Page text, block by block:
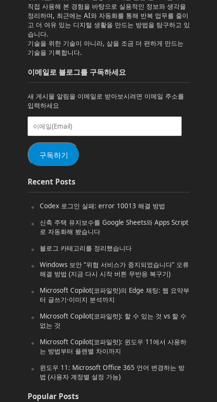
직접 사용해 본 경험을 바탕으로 실용적인 정보와 생각을
정리하며, 최근에는 AI와 자동화를 통해 반복 업무를 줄이
고 더 여유 있는 디지털 생활을 만드는 방법을 탐구하고 있
습니다.
기술을 위한 기술이 아니라, 삶을 조금 더 편하게 만드는
기술을 기록합니다.
이메일로 블로그를 구독하세요
새 게시물 알림을 이메일로 받아보시려면 이메일 주소를
입력하세요
이
일
(Email)
구독하기
Recent Posts
Codex 로그인 실패: error 10013 해결 방법
신축 주택 유지보수를 Google Sheets와 Apps Script
로 자동화해 봤습니다
블로그 카테고리를 정리했습니다
Windows 보안 “위협 서비스가 중지되었습니다” 오류
해결 방법 (지금 다시 시작 버튼 무반응 복구기)
Microsoft Copilot(코파일럿)의 Edge 채팅: 웹 요약부
터 글쓰기·이미지 분석까지
Microsoft Copilot(코파일럿): 할 수 있는 것 vs 할 수
없는 것
Microsoft Copilot(코파일럿): 윈도우 11에서 사용하
는 방법부터 플랜별 차이까지
윈도우 11: Microsoft Office 365 언어 변경하는 방
법 (사용자 계정별 설정 가능)
Popular Posts